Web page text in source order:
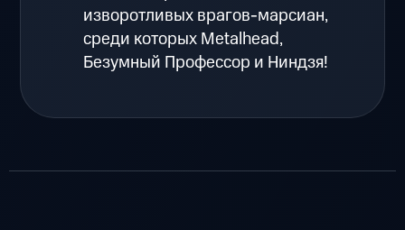
изворотливых врагов-марсиан,
среди которых Metalhead,
Безумный Профессор и Ниндзя!